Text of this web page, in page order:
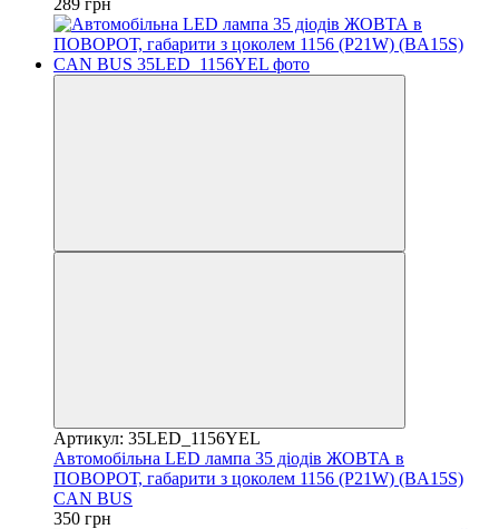
Артикул: 35LED_1156YEL
Автомобільна LED лампа 35 діодів ЖОВТА в
ПОВОРОТ, габарити з цоколем 1156 (P21W) (BA15S)
CAN BUS
350 грн